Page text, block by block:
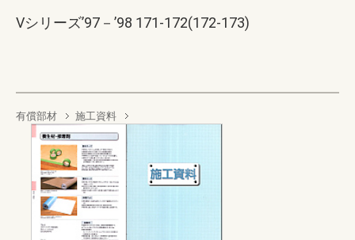
Vシリーズ’97－’98 171-172(172-173)
有償部材 施工資料